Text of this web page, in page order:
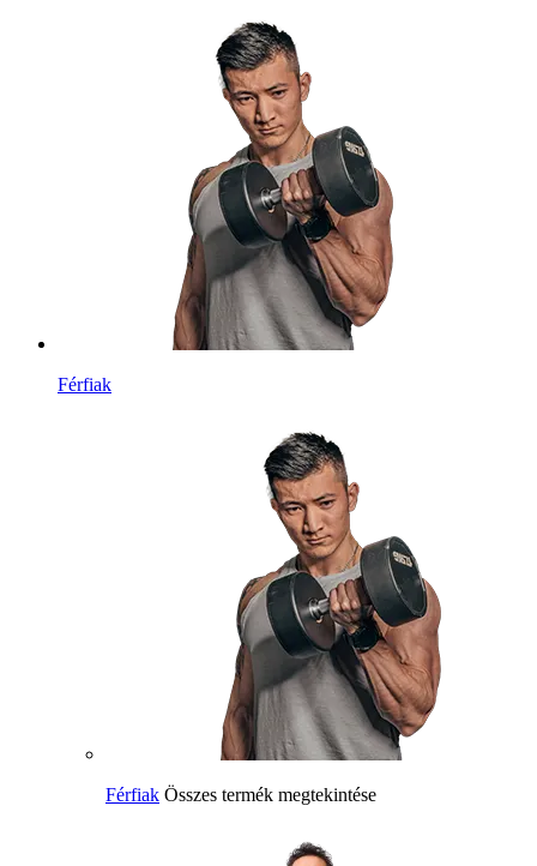
Férfiak
Férfiak Összes termék megtekintése